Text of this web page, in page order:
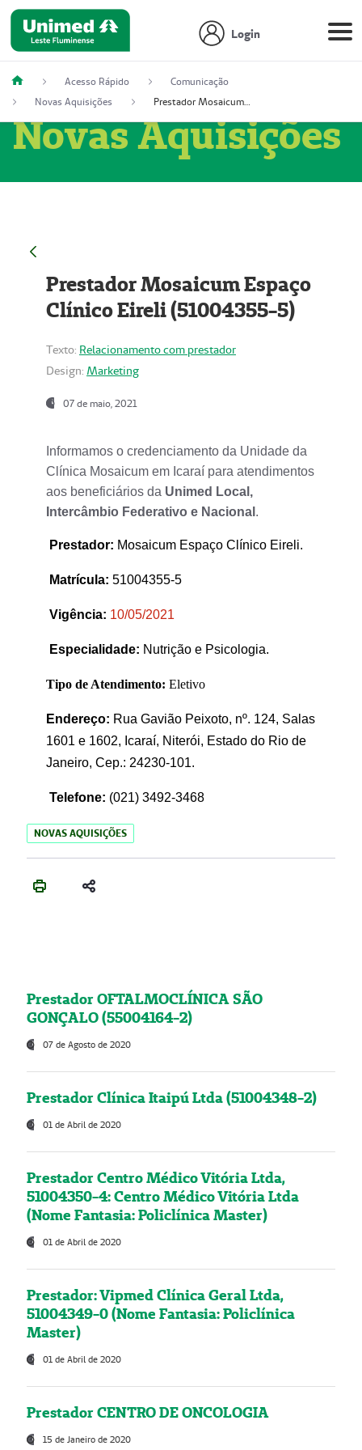
Login
Acesso Rápido
Comunicação
Novas Aquisições
Prestador Mosaicum Espaço Clínico Eireli (51004355-5)
Novas Aquisições
Prestador Mosaicum Espaço
Clínico Eireli (51004355-5)
Texto: Relacionamento com prestador
Design: Marketing
07 de maio, 2021
Informamos o credenciamento da Unidade da
Clínica Mosaicum em Icaraí para atendimentos
aos beneficiários da Unimed Local,
Intercâmbio Federativo e Nacional .
Prestador: Mosaicum Espaço Clínico Eireli.
Matrícula: 51004355-5
Vigência: 10/05/2021
Especialidade: Nutrição e Psicologia.
Tipo de Atendimento: Eletivo
Endereço: Rua Gavião Peixoto, nº. 124, Salas
1601 e 1602, Icaraí, Niterói, Estado do Rio de
Janeiro, Cep.: 24230-101.
Telefone: (021) 3492-3468
NOVAS AQUISIÇÕES
Prestador OFTALMOCLÍNICA SÃO
GONÇALO (55004164-2)
07 de Agosto de 2020
Prestador Clínica Itaipú Ltda (51004348-2)
01 de Abril de 2020
Prestador Centro Médico Vitória Ltda,
51004350-4: Centro Médico Vitória Ltda
(Nome Fantasia: Policlínica Master)
01 de Abril de 2020
Prestador: Vipmed Clínica Geral Ltda,
51004349-0 (Nome Fantasia: Policlínica
Master)
01 de Abril de 2020
Prestador CENTRO DE ONCOLOGIA
15 de Janeiro de 2020